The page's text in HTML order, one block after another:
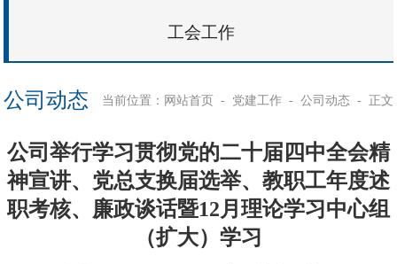
工会工作
公司动态 当前位置： 网站首页 - 党建工作 - 公司动态 - 正文
公司举行学习贯彻党的二十届四中全会精
神宣讲、党总支换届选举、教职工年度述
职考核、廉政谈话暨12月理论学习中心组
（扩大）学习